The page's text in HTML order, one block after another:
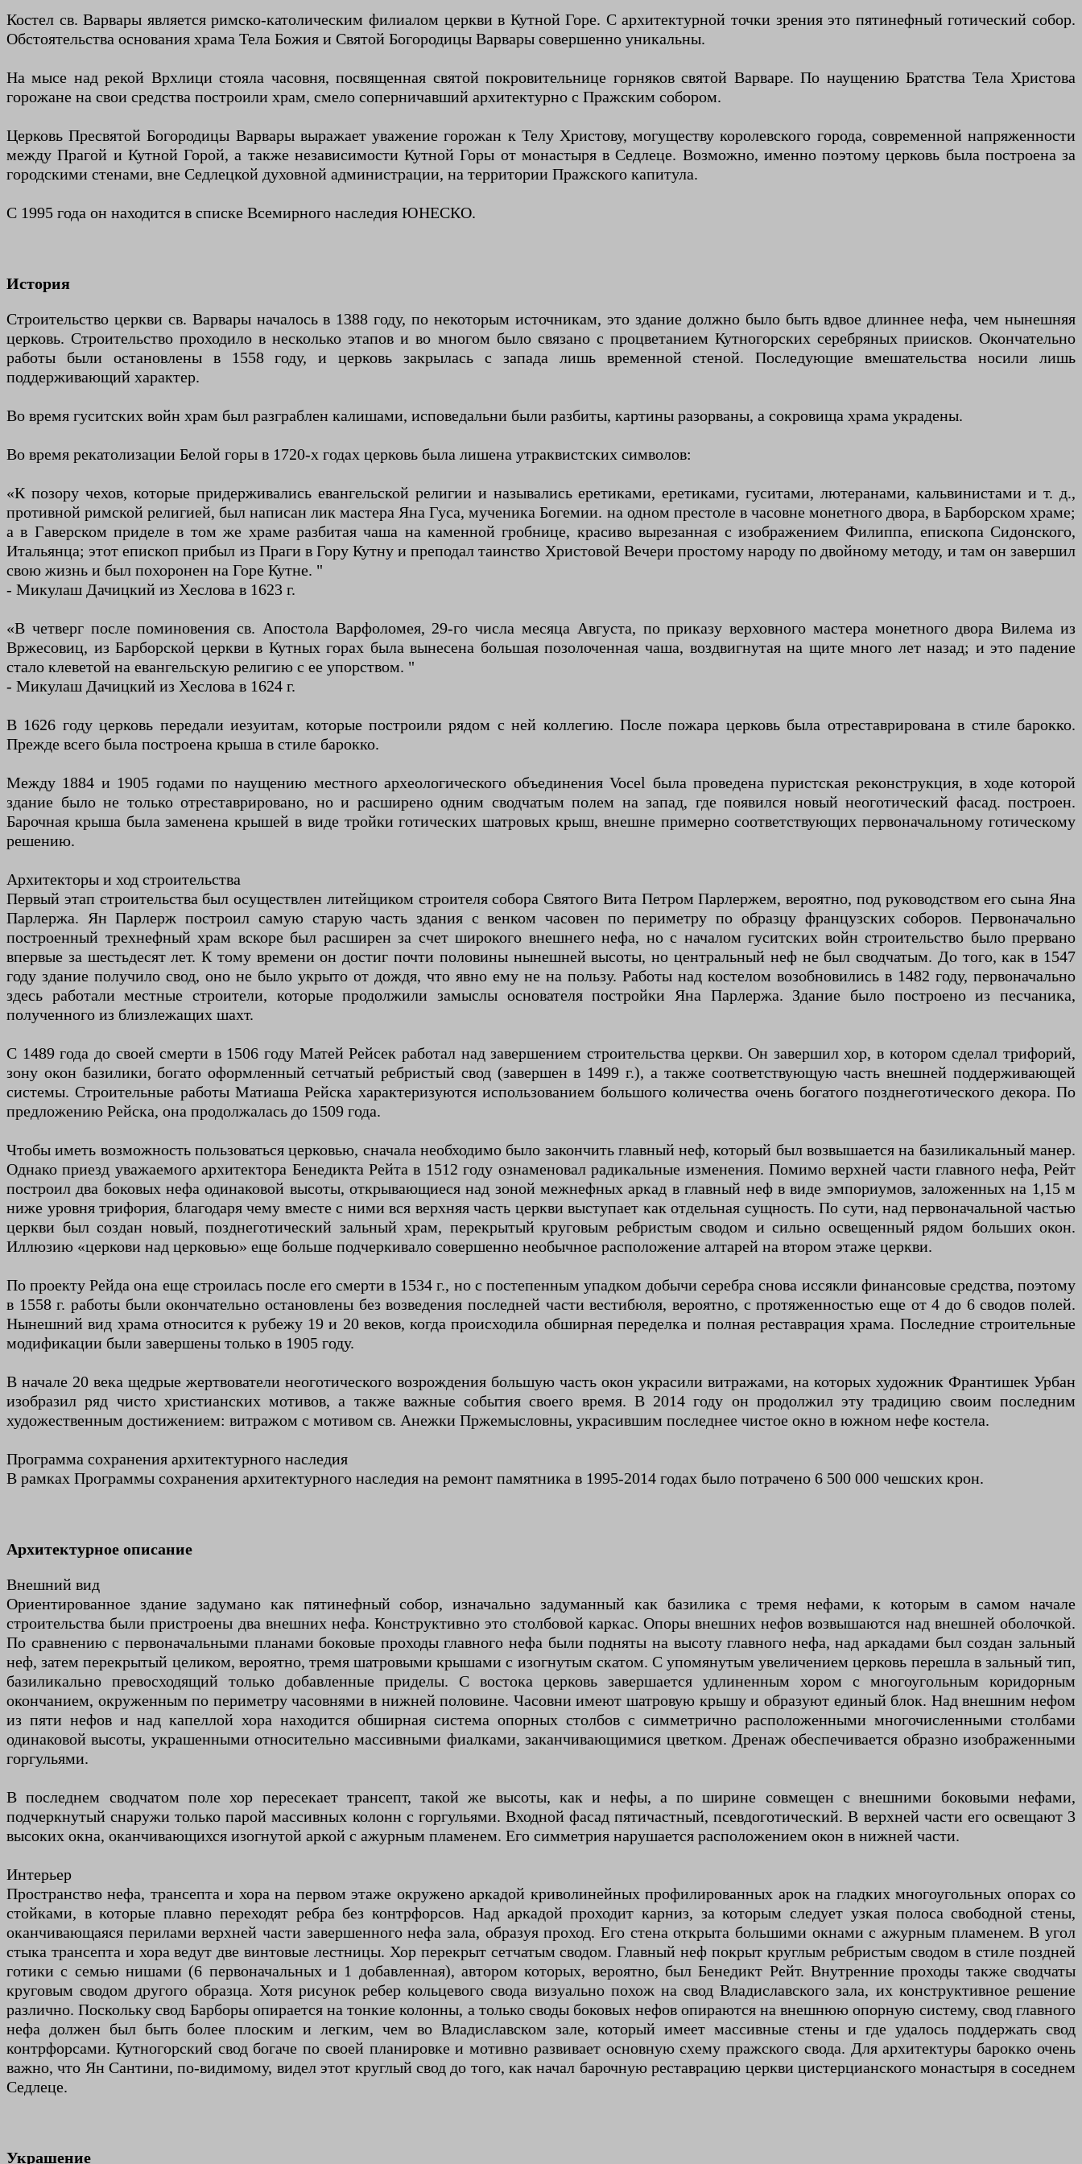
Костел св. Варвары является римско-католическим филиалом церкви в Кутной Горе. С архитектурной точки зрения это пятинефный готический собор.
Обстоятельства основания храма Тела Божия и Святой Богородицы Варвары совершенно уникальны.
На мысе над рекой Врхлици стояла часовня, посвященная святой покровительнице горняков святой Варваре. По наущению Братства Тела Христова
горожане на свои средства построили храм, смело соперничавший архитектурно с Пражским собором.
Церковь Пресвятой Богородицы Варвары выражает уважение горожан к Телу Христову, могуществу королевского города, современной напряженности
между Прагой и Кутной Горой, а также независимости Кутной Горы от монастыря в Седлеце. Возможно, именно поэтому церковь была построена за
городскими стенами, вне Седлецкой духовной администрации, на территории Пражского капитула.
С 1995 года он находится в списке Всемирного наследия ЮНЕСКО.
История
Строительство церкви св. Варвары началось в 1388 году, по некоторым источникам, это здание должно было быть вдвое длиннее нефа, чем нынешняя
церковь. Строительство проходило в несколько этапов и во многом было связано с процветанием Кутногорских серебряных приисков. Окончательно
работы были остановлены в 1558 году, и церковь закрылась с запада лишь временной стеной. Последующие вмешательства носили лишь
поддерживающий характер.
Во время гуситских войн храм был разграблен калишами, исповедальни были разбиты, картины разорваны, а сокровища храма украдены.
Во время рекатолизации Белой горы в 1720-х годах церковь была лишена утраквистских символов:
«К позору чехов, которые придерживались евангельской религии и назывались еретиками, еретиками, гуситами, лютеранами, кальвинистами и т. д.,
противной римской религией, был написан лик мастера Яна Гуса, мученика Богемии. на одном престоле в часовне монетного двора, в Барборском храме;
а в Гаверском приделе в том же храме разбитая чаша на каменной гробнице, красиво вырезанная с изображением Филиппа, епископа Сидонского,
Итальянца; этот епископ прибыл из Праги в Гору Кутну и преподал таинство Христовой Вечери простому народу по двойному методу, и там он завершил
свою жизнь и был похоронен на Горе Кутне. "
- Микулаш Дачицкий из Хеслова в 1623 г.
«В четверг после поминовения св. Апостола Варфоломея, 29-го числа месяца Августа, по приказу верховного мастера монетного двора Вилема из
Вржесовиц, из Барборской церкви в Кутных горах была вынесена большая позолоченная чаша, воздвигнутая на щите много лет назад; и это падение
стало клеветой на евангельскую религию с ее упорством. "
- Микулаш Дачицкий из Хеслова в 1624 г.
В 1626 году церковь передали иезуитам, которые построили рядом с ней коллегию. После пожара церковь была отреставрирована в стиле барокко.
Прежде всего была построена крыша в стиле барокко.
Между 1884 и 1905 годами по наущению местного археологического объединения Vocel была проведена пуристская реконструкция, в ходе которой
здание было не только отреставрировано, но и расширено одним сводчатым полем на запад, где появился новый неоготический фасад. построен.
Барочная крыша была заменена крышей в виде тройки готических шатровых крыш, внешне примерно соответствующих первоначальному готическому
решению.
Архитекторы и ход строительства
Первый этап строительства был осуществлен литейщиком строителя собора Святого Вита Петром Парлержем, вероятно, под руководством его сына Яна
Парлержа. Ян Парлерж построил самую старую часть здания с венком часовен по периметру по образцу французских соборов. Первоначально
построенный трехнефный храм вскоре был расширен за счет широкого внешнего нефа, но с началом гуситских войн строительство было прервано
впервые за шестьдесят лет. К тому времени он достиг почти половины нынешней высоты, но центральный неф не был сводчатым. До того, как в 1547
году здание получило свод, оно не было укрыто от дождя, что явно ему не на пользу. Работы над костелом возобновились в 1482 году, первоначально
здесь работали местные строители, которые продолжили замыслы основателя постройки Яна Парлержа. Здание было построено из песчаника,
полученного из близлежащих шахт.
С 1489 года до своей смерти в 1506 году Матей Рейсек работал над завершением строительства церкви. Он завершил хор, в котором сделал трифорий,
зону окон базилики, богато оформленный сетчатый ребристый свод (завершен в 1499 г.), а также соответствующую часть внешней поддерживающей
системы. Строительные работы Матиаша Рейска характеризуются использованием большого количества очень богатого позднеготического декора. По
предложению Рейска, она продолжалась до 1509 года.
Чтобы иметь возможность пользоваться церковью, сначала необходимо было закончить главный неф, который был возвышается на базиликальный манер.
Однако приезд уважаемого архитектора Бенедикта Рейта в 1512 году ознаменовал радикальные изменения. Помимо верхней части главного нефа, Рейт
построил два боковых нефа одинаковой высоты, открывающиеся над зоной межнефных аркад в главный неф в виде эмпориумов, заложенных на 1,15 м
ниже уровня трифория, благодаря чему вместе с ними вся верхняя часть церкви выступает как отдельная сущность. По сути, над первоначальной частью
церкви был создан новый, позднеготический зальный храм, перекрытый круговым ребристым сводом и сильно освещенный рядом больших окон.
Иллюзию «церкови над церковью» еще больше подчеркивало совершенно необычное расположение алтарей на втором этаже церкви.
По проекту Рейда она еще строилась после его смерти в 1534 г., но с постепенным упадком добычи серебра снова иссякли финансовые средства, поэтому
в 1558 г. работы были окончательно остановлены без возведения последней части вестибюля, вероятно, с протяженностью еще от 4 до 6 сводов полей.
Нынешний вид храма относится к рубежу 19 и 20 веков, когда происходила обширная переделка и полная реставрация храма. Последние строительные
модификации были завершены только в 1905 году.
В начале 20 века щедрые жертвователи неоготического возрождения большую часть окон украсили витражами, на которых художник Франтишек Урбан
изобразил ряд чисто христианских мотивов, а также важные события своего время. В 2014 году он продолжил эту традицию своим последним
художественным достижением: витражом с мотивом св. Анежки Пржемысловны, украсившим последнее чистое окно в южном нефе костела.
Программа сохранения архитектурного наследия
В рамках Программы сохранения архитектурного наследия на ремонт памятника в 1995-2014 годах было потрачено 6 500 000 чешских крон.
Архитектурное описание
Внешний вид
Ориентированное здание задумано как пятинефный собор, изначально задуманный как базилика с тремя нефами, к которым в самом начале
строительства были пристроены два внешних нефа. Конструктивно это столбовой каркас. Опоры внешних нефов возвышаются над внешней оболочкой.
По сравнению с первоначальными планами боковые проходы главного нефа были подняты на высоту главного нефа, над аркадами был создан зальный
неф, затем перекрытый целиком, вероятно, тремя шатровыми крышами с изогнутым скатом. С упомянутым увеличением церковь перешла в зальный тип,
базиликально превосходящий только добавленные приделы. С востока церковь завершается удлиненным хором с многоугольным коридорным
окончанием, окруженным по периметру часовнями в нижней половине. Часовни имеют шатровую крышу и образуют единый блок. Над внешним нефом
из пяти нефов и над капеллой хора находится обширная система опорных столбов с симметрично расположенными многочисленными столбами
одинаковой высоты, украшенными относительно массивными фиалками, заканчивающимися цветком. Дренаж обеспечивается образно изображенными
горгульями.
В последнем сводчатом поле хор пересекает трансепт, такой же высоты, как и нефы, а по ширине совмещен с внешними боковыми нефами,
подчеркнутый снаружи только парой массивных колонн с горгульями. Входной фасад пятичастный, псевдоготический. В верхней части его освещают 3
высоких окна, оканчивающихся изогнутой аркой с ажурным пламенем. Его симметрия нарушается расположением окон в нижней части.
Интерьер
Пространство нефа, трансепта и хора на первом этаже окружено аркадой криволинейных профилированных арок на гладких многоугольных опорах со
стойками, в которые плавно переходят ребра без контрфорсов. Над аркадой проходит карниз, за ​​которым следует узкая полоса свободной стены,
оканчивающаяся перилами верхней части завершенного нефа зала, образуя проход. Его стена открыта большими окнами с ажурным пламенем. В угол
стыка трансепта и хора ведут две винтовые лестницы. Хор перекрыт сетчатым сводом. Главный неф покрыт круглым ребристым сводом в стиле поздней
готики с семью нишами (6 первоначальных и 1 добавленная), автором которых, вероятно, был Бенедикт Рейт. Внутренние проходы также сводчаты
круговым сводом другого образца. Хотя рисунок ребер кольцевого свода визуально похож на свод Владиславского зала, их конструктивное решение
различно. Поскольку свод Барборы опирается на тонкие колонны, а только своды боковых нефов опираются на внешнюю опорную систему, свод главного
нефа должен был быть более плоским и легким, чем во Владиславском зале, который имеет массивные стены и где удалось поддержать свод
контрфорсами. Кутногорский свод богаче по своей планировке и мотивно развивает основную схему пражского свода. Для архитектуры барокко очень
важно, что Ян Сантини, по-видимому, видел этот круглый свод до того, как начал барочную реставрацию церкви цистерцианского монастыря в соседнем
Седлеце.
Украшение